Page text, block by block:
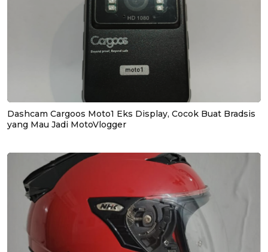
Dashcam Cargoos Moto1 Eks Display, Cocok Buat Bradsis
yang Mau Jadi MotoVlogger